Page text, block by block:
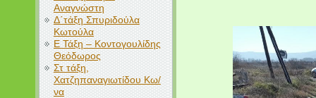
Αναγνώστη
Δ΄τάξη Σπυριδούλα
Κωτούλα
Ε Τάξη – Κοντογουλίδης
Θεόδωρος
Στ τάξη,
Χατζηπαναγιωτίδου Κω/
να